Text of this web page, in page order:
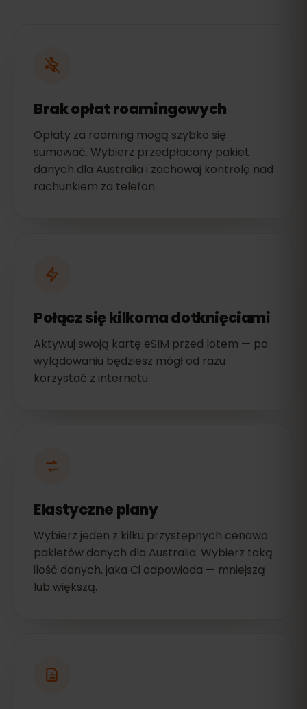
Brak opłat roamingowych
Opłaty za roaming mogą szybko się
sumować. Wybierz przedpłacony pakiet
danych dla Australia i zachowaj kontrolę nad
rachunkiem za telefon.
Połącz się kilkoma dotknięciami
Aktywuj swoją kartę eSIM przed lotem — po
wylądowaniu będziesz mógł od razu
korzystać z internetu.
Elastyczne plany
Wybierz jeden z kilku przystępnych cenowo
pakietów danych dla Australia. Wybierz taką
ilość danych, jaka Ci odpowiada — mniejszą
lub większą.